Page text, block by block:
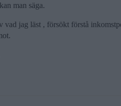
man säga.
vad jag läst , försökt förstå